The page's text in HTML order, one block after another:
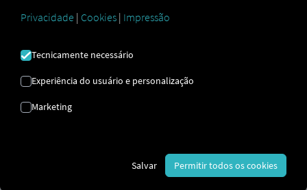
EFICIÊNCIA PLUS
Programa de condução: Condução
O programa de condução MAN TipMatic O
sistema Efficiency Plus garante uma economia
Privacidade | Cookies | Impressão
Tecnicamente necessário
Experiência do usuário e personalização
Marketing
Salvar Permitir todos os cookies